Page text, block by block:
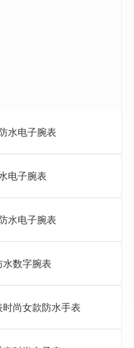
水电子腕表
电子腕表
水电子腕表
数字腕表
尚女款防水手表